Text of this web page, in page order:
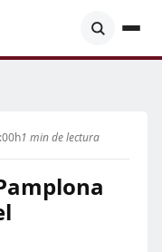
1 min de lectura